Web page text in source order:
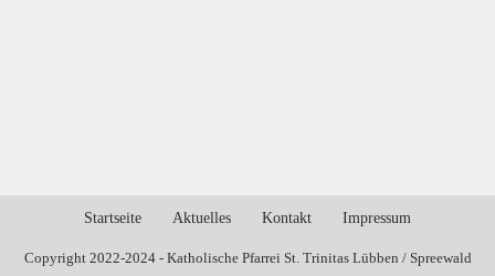
Startseite Aktuelles Kontakt Impressum
Copyright 2022-2024 - Katholische Pfarrei St. Trinitas Lübben / Spreewald